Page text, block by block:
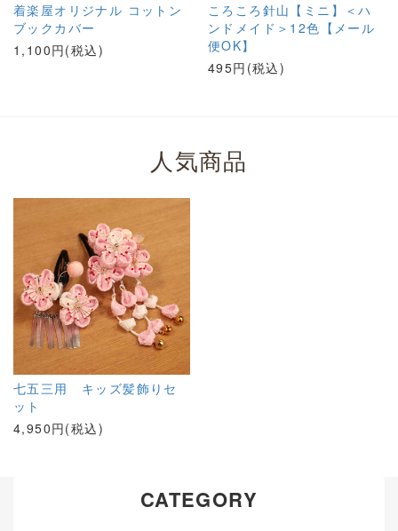
着楽屋オリジナル コットン
ブックカバー
1,100円(税込)
ころころ針山【ミニ】＜ハ
ンドメイド＞12色【メール
便OK】
495円(税込)
人気商品
七五三用 キッズ髪飾りセ
ット
4,950円(税込)
CATEGORY